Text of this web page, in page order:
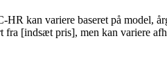
kan variere baseret på model,
[indsæt pris], men kan variere